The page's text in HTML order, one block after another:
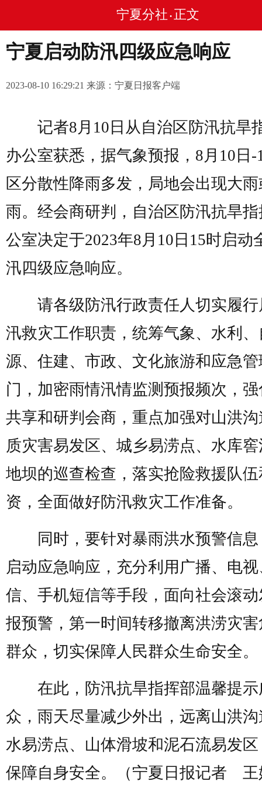
宁夏分社 • 正文
宁夏启动防汛四级应急响应
2023-08-10 16:29:21 来源：宁夏日报客户端
记者8月10日从自治区防汛抗旱
办公室获悉，据气象预报，8月10日-
区分散性降雨多发，局地会出现大
雨。经会商研判，自治区防汛抗旱
公室决定于2023年8月10日15时启动
汛四级应急响应。
请各级防汛行政责任人切实履行
汛救灾工作职责，统筹气象、水利
源、住建、市政、文化旅游和应急
门，加密雨情汛情监测预报频次，
共享和研判会商，重点加强对山洪
质灾害易发区、城乡易涝点、水库
地坝的巡查检查，落实抢险救援队
资，全面做好防汛救灾工作准备。
同时，要针对暴雨洪水预警信息
启动应急响应，充分利用广播、电
信、手机短信等手段，面向社会滚
报预警，第一时间转移撤离洪涝灾
群众，切实保障人民群众生命安全。
在此，防汛抗旱指挥部温馨提示
众，雨天尽量减少外出，远离山洪
水易涝点、山体滑坡和泥石流易发
保障自身安全。（宁夏日报记者 王